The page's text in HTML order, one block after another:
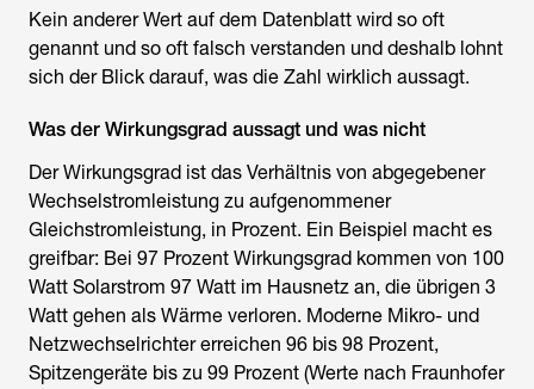
Kein anderer Wert auf dem Datenblatt wird so oft
genannt und so oft falsch verstanden und deshalb lohnt
sich der Blick darauf, was die Zahl wirklich aussagt.
Was der Wirkungsgrad aussagt und was nicht
Der Wirkungsgrad ist das Verhältnis von abgegebener
Wechselstromleistung zu aufgenommener
Gleichstromleistung, in Prozent. Ein Beispiel macht es
greifbar: Bei 97 Prozent Wirkungsgrad kommen von 100
Watt Solarstrom 97 Watt im Hausnetz an, die übrigen 3
Watt gehen als Wärme verloren. Moderne Mikro- und
Netzwechselrichter erreichen 96 bis 98 Prozent,
Spitzengeräte bis zu 99 Prozent (Werte nach Fraunhofer